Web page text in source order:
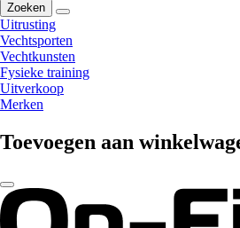
Zoeken
Uitrusting
Vechtsporten
Vechtkunsten
Fysieke training
Uitverkoop
Merken
Toevoegen aan